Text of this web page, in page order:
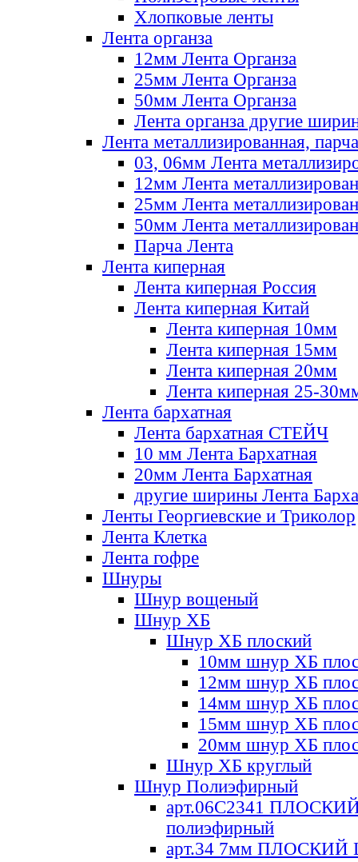
Хлопковые ленты
Лента органза
12мм Лента Органза
25мм Лента Органза
50мм Лента Органза
Лента органза другие
Лента металлизированная, парча
03, 06мм Лента
12мм Лента
25мм Лента
50мм Лента
Парча Лента
Лента киперная
Лента киперная Россия
Лента киперная Китай
Лента киперная 10мм
Лента киперная 15мм
Лента киперная 20мм
Лента киперная 25-
Лента бархатная
Лента бархатная СТЕЙЧ
10 мм Лента Бархатная
20мм Лента Бархатная
другие ширины Лента
Ленты Георгиевские и Триколор
Лента Клетка
Лента гофре
Шнуры
Шнур вощеный
Шнур ХБ
Шнур ХБ плоский
10мм шнур ХБ
12мм шнур ХБ
14мм шнур ХБ
15мм шнур ХБ
20мм шнур ХБ
Шнур ХБ круглый
Шнур Полиэфирный
арт.06С2341
полиэфирный
арт.34 7мм ПЛОСКИЙ